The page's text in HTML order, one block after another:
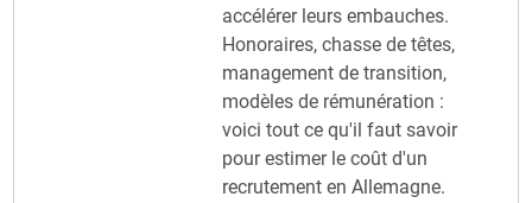
accélérer leurs embauches.
Honoraires, chasse de têtes,
management de transition,
modèles de rémunération :
voici tout ce qu'il faut savoir
pour estimer le coût d'un
recrutement en Allemagne.